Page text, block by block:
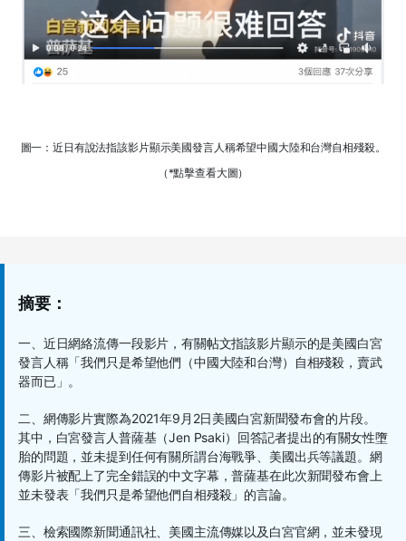
圖一：近日有說法指該影片顯示美國發言人稱希望中國大陸和台灣自相殘殺。
（*點擊查看大圖）
摘要：
一、近日網絡流傳一段影片，有關帖文指該影片顯示的是美國白宮
發言人稱「我們只是希望他們（中國大陸和台灣）自相殘殺，賣武
器而已」。
二、網傳影片實際為2021年9月2日美國白宮新聞發布會的片段。
其中，白宮發言人普薩基（Jen Psaki）回答記者提出的有關女性墮
胎的問題，並未提到任何有關所謂台海戰爭、美國出兵等議題。網
傳影片被配上了完全錯誤的中文字幕，普薩基在此次新聞發布會上
並未發表「我們只是希望他們自相殘殺」的言論。
三、檢索國際新聞通訊社、美國主流傳媒以及白宮官網，並未發現